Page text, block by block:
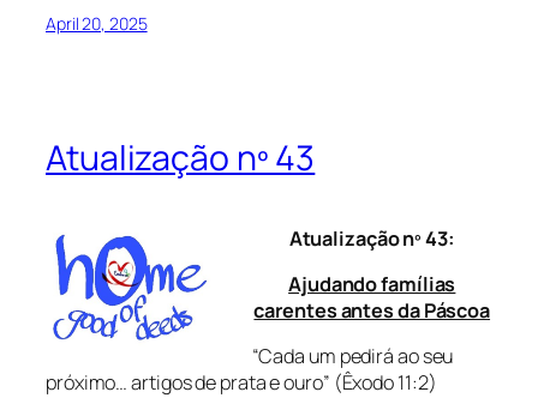
April 20, 2025
Atualização nº 43
Atualização nº 43:
Ajudando famílias
carentes antes da Páscoa
“Cada um pedirá ao seu
próximo… artigos de prata e ouro” (Êxodo 11:2)